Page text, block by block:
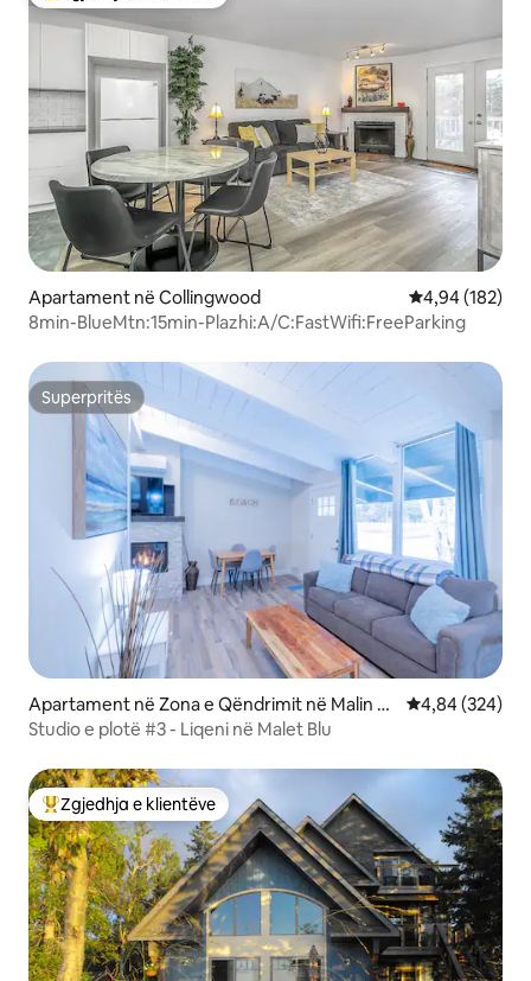
Apartament në Collingwood Vlerësimi
4,94 (182)
8min-BlueMtn:15min-Plazhi:A/C:FastWifi:FreeParking
Superpritës
Superpritës
Apartament në Zona e Qëndrimit në Malin e
Blu
Vlerësimi
4,84 (324)
Studio e plotë #3 - Liqeni në Malet Blu
Më të mirat e zgjedhjeve të klientëve
Zgjedhja e klientëve